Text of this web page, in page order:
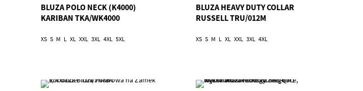
BLUZA POLO NECK (K4000)
KARIBAN TKA/WK4000
XS S M L XL XXL 3XL 4XL 5XL
BLUZA HEAVY DUTY COLLAR
RUSSELL TRU/012M
XS S M L XL XXL 3XL 4XL